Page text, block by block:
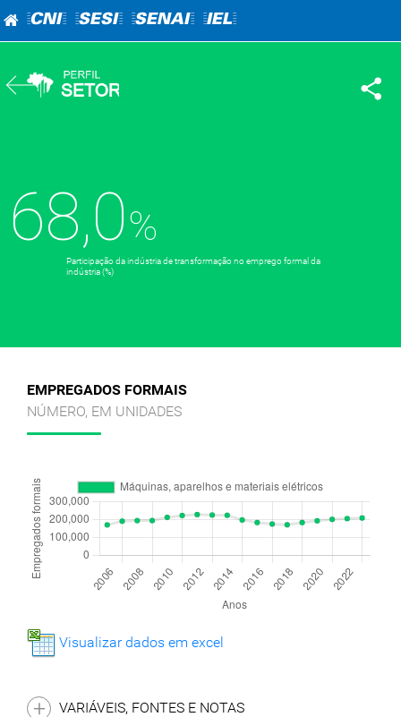
=CNI= =SESI= =SENAI= =IEL=
68,0
Participação da indústria de transformação no emprego formal da
indústria (%)
EMPREGADOS FORMAIS
NÚMERO, EM UNIDADES
Visualizar dados em excel
VARIÁVEIS, FONTES E NOTAS